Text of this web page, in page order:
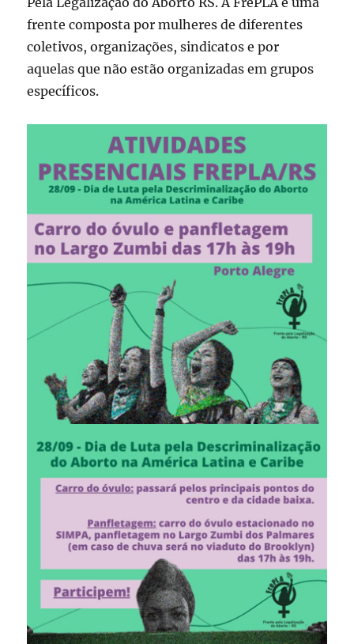
frente composta por mulheres de diferentes
coletivos, organizações, sindicatos e por
aquelas que não estão organizadas em grupos
específicos.